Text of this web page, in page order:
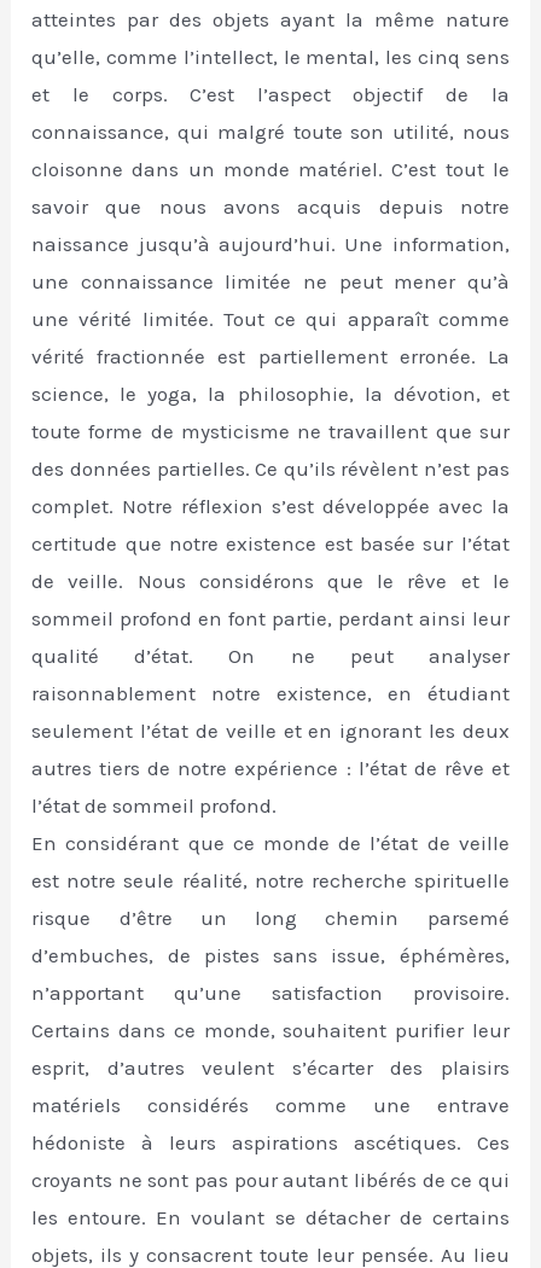
atteintes par des objets ayant la même nature
qu’elle, comme l’intellect, le mental, les cinq sens
et le corps. C’est l’aspect objectif de la
connaissance, qui malgré toute son utilité, nous
cloisonne dans un monde matériel. C’est tout le
savoir que nous avons acquis depuis notre
naissance jusqu’à aujourd’hui. Une information,
une connaissance limitée ne peut mener qu’à
une vérité limitée. Tout ce qui apparaît comme
vérité fractionnée est partiellement erronée. La
science, le yoga, la philosophie, la dévotion, et
toute forme de mysticisme ne travaillent que sur
des données partielles. Ce qu’ils révèlent n’est pas
complet. Notre réflexion s’est développée avec la
certitude que notre existence est basée sur l’état
de veille. Nous considérons que le rêve et le
sommeil profond en font partie, perdant ainsi leur
qualité d’état. On ne peut analyser
raisonnablement notre existence, en étudiant
seulement l’état de veille et en ignorant les deux
autres tiers de notre expérience : l’état de rêve et
l’état de sommeil profond.
En considérant que ce monde de l’état de veille
est notre seule réalité, notre recherche spirituelle
risque d’être un long chemin parsemé
d’embuches, de pistes sans issue, éphémères,
n’apportant qu’une satisfaction provisoire.
Certains dans ce monde, souhaitent purifier leur
esprit, d’autres veulent s’écarter des plaisirs
matériels considérés comme une entrave
hédoniste à leurs aspirations ascétiques. Ces
croyants ne sont pas pour autant libérés de ce qui
les entoure. En voulant se détacher de certains
objets, ils y consacrent toute leur pensée. Au lieu